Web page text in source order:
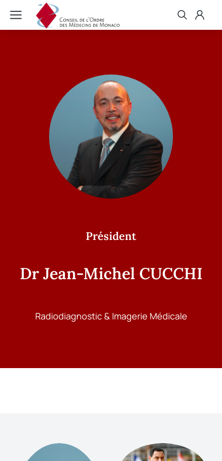
Président
Dr Jean-Michel CUCCHI
Radiodiagnostic & Imagerie Médicale